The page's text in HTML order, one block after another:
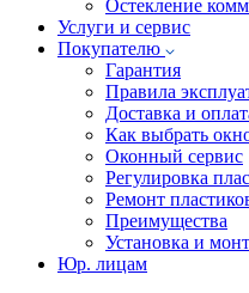
Остекление
Услуги и сервис
Покупателю
Гарантия
Правила
Доставка и
Как выбрать
Оконный сервис
Регулировка
Ремонт
Преимущества
Установка и
Юр. лицам